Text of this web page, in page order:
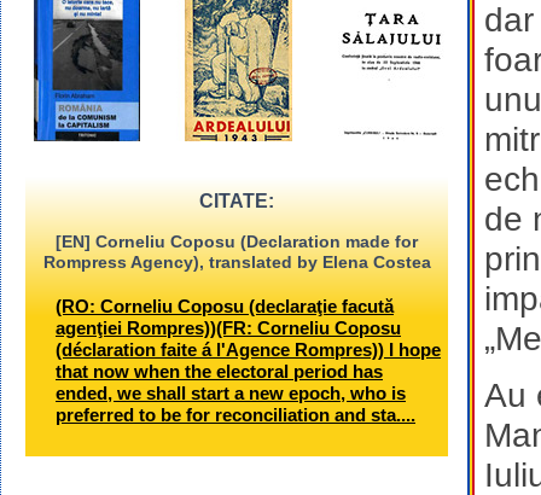
de
Au
CITATE:
[EN] Corneliu Coposu (Declaration made for
Rompress Agency), translated by Elena Costea
(RO: Corneliu Coposu (declaraţie facută
agenţiei Rompres))(FR: Corneliu Coposu
(déclaration faite á l'Agence Rompres)) I hope
that now when the electoral period has
ended, we shall start a new epoch, who is
preferred to be for reconciliation and sta....